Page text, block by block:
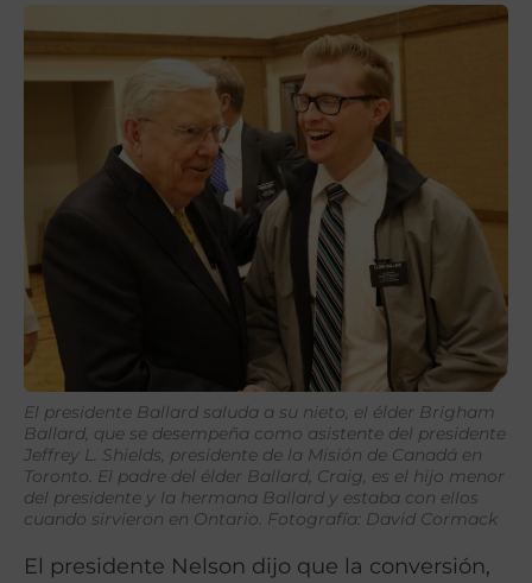
El presidente Ballard saluda a su nieto, el élder Brigham
Ballard, que se desempeña como asistente del presidente
Jeffrey L. Shields, presidente de la Misión de Canadá en
Toronto. El padre del élder Ballard, Craig, es el hijo menor
del presidente y la hermana Ballard y estaba con ellos
cuando sirvieron en Ontario. Fotografía: David Cormack
El presidente Nelson dijo que la conversión,